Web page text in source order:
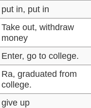
put in, put in
Take out, withdraw
money
Enter, go to college.
Ra, graduated from
college.
give up